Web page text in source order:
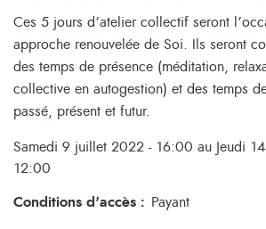
Ces 5 jours d’atelier collectif seront
approche renouvelée de Soi. Ils seront
des temps de présence (méditation,
collective en autogestion) et des temps
passé, présent et futur.
Samedi 9 juillet 2022 - 16:00 au Jeudi
12:00
Conditions d'accès : Payant